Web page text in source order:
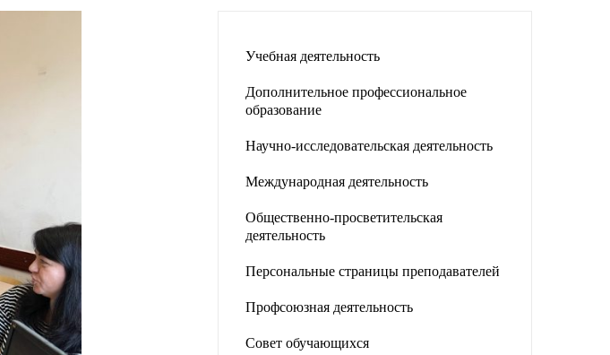
Учебная деятельность
Дополнительное профессиональное
образование
Научно-исследовательская деятельность
Международная деятельность
Общественно-просветительская
деятельность
Персональные страницы преподавателей
Профсоюзная деятельность
Совет обучающихся